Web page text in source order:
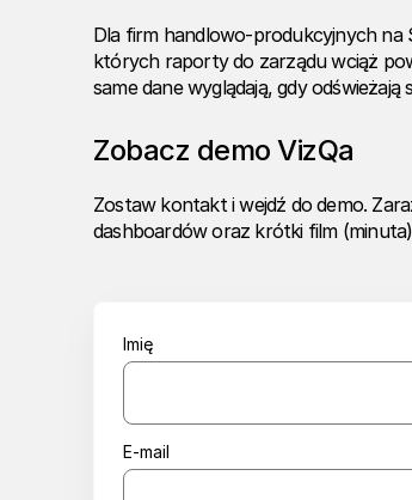
Dla firm handlowo-produkcyjnych na
których raporty do zarządu wciąż
same dane wyglądają, gdy
Zobacz demo VizQa
Zostaw kontakt i wejdź do demo.
dashboardów oraz krótki film
Imię
E-mail